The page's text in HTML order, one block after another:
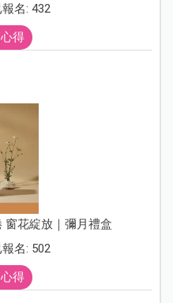
名: 432
得
窗花綻放｜彌月禮盒
名: 502
得